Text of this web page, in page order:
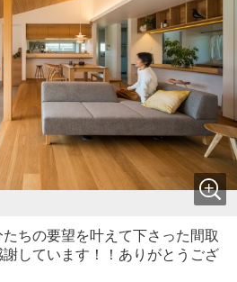
ちの要望を叶えて下さった間取
しています！！ありがとうござ